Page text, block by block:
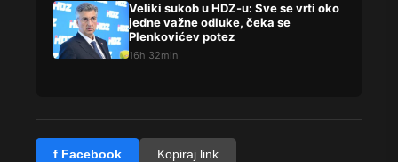
Veliki sukob u HDZ-u: Sve se vrti oko
jedne važne odluke, čeka se
Plenkovićev potez
16h 32min
f Facebook Kopiraj link